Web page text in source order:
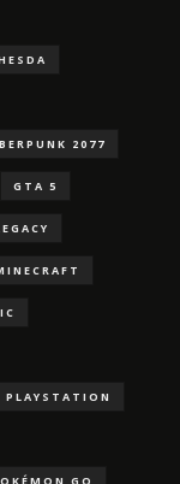
2077
GTA 5
PLAYSTATION
GO